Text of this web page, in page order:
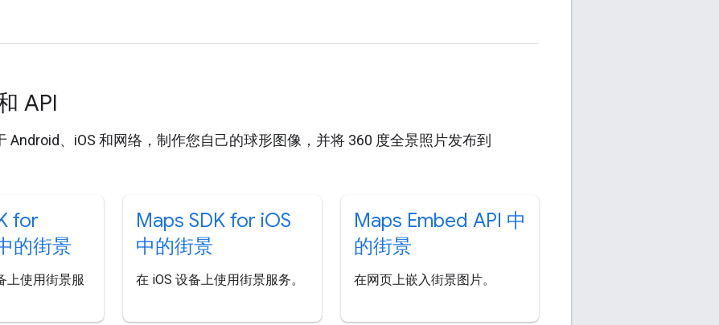
API
Android、iOS 和网络，制作您自己的球形图像，并将 360 度全景照片发布到
for
的街景
上使用街景服
Maps SDK for iOS
中的街景
在 iOS 设备上使用街景服务。
Maps Embed API 中
的街景
在网页上嵌入街景图片。